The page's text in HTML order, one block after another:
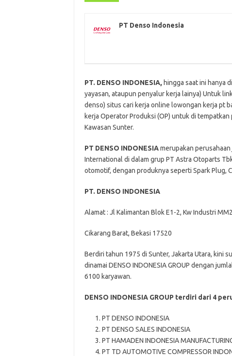
PT Denso Indonesia
PT. DENSO INDONESIA, hingga saat ini hanya
yayasan, ataupun penyalur kerja lainya) Untuk
denso) situs cari kerja online lowongan kerja pt
kerja Operator Produksi (OP) untuk di
Kawasan Sunter.
PT DENSO INDONESIAmerupakan perusahaan
International di dalam grup PT Astra Otoparts
otomotif, dengan produknya seperti Spark Plug,
PT. DENSO INDONESIA
Alamat : Jl Kalimantan Blok E1-2, Kw Industri
Cikarang Barat, Bekasi 17520
Berdiri tahun 1975 di Sunter, Jakarta Utara, kini
dinamai DENSO INDONESIA GROUP dengan
6100 karyawan.
DENSO INDONESIA GROUP terdiri dari 4
PT DENSO INDONESIA
PT DENSO SALES INDONESIA
PT HAMADEN INDONESIA
PT TD AUTOMOTIVE COMPRESSOR